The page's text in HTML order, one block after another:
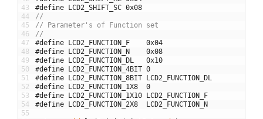
43
44
45
46
47
48
49
50
51
52
53
54
55
#define LCD2_SHIFT_SC 0x08
//
// Parameter's of Function set
//
#define LCD2_FUNCTION_F    0x04
#define LCD2_FUNCTION_N    0x08
#define LCD2_FUNCTION_DL   0x10
#define LCD2_FUNCTION_4BIT 0
#define LCD2_FUNCTION_8BIT LCD2_FUNCTION_DL
#define LCD2_FUNCTION_1X8  0
#define LCD2_FUNCTION_1X10 LCD2_FUNCTION_F
#define LCD2_FUNCTION_2X8  LCD2_FUNCTION_N